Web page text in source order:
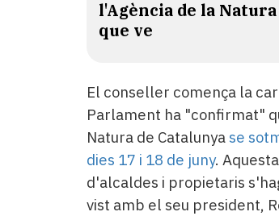
l'Agència de la
que ve
El conseller comença la
Parlament ha "confirmat"
Natura de Catalunya se
dies 17 i 18 de juny.
d'alcaldes i propietaris
vist amb el seu president,